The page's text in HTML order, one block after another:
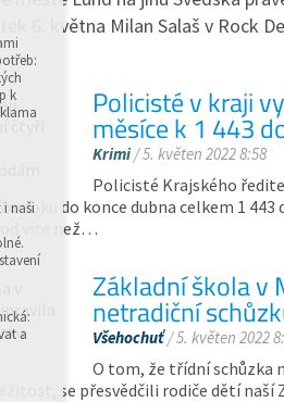
6. května Milan Salaš v Rock
Policisté v kraji
měsíce k 1 443
Krimi/ 5. květen 2022 8:58
Policisté Krajského
roku do konce dubna celkem 1 443
více než…
Základní škola v
netradiční
Všehochuť/ 5. květen 2022
O tom, že třídní schůzka
se přesvědčili rodiče dětí
k
naši
a